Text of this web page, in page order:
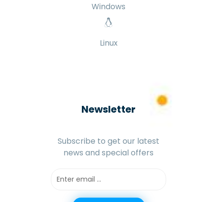
Windows
Linux
Newsletter
Subscribe to get our latest
news and special offers